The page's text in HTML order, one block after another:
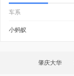
车系
小蚂蚁
肇庆大华